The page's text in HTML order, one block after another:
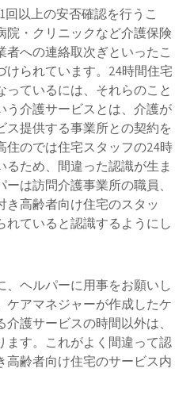
以上の安否確認を行うこ
院・クリニックなど介護保険
への連絡取次ぎといったこ
けられています。24時間住宅
っているには、それらのこと
う介護サービスとは、介護が
ス提供する事業所との契約を
住のでは住宅スタッフの24時
ため、間違った認識が生ま
は訪問介護事業所の職員、
高齢者向け住宅のスタッ
れていると認識するようにし
、ヘルパーに用事をお願いし
ケアマネジャーが作成したケ
護サービスの時間以外は、
ます。これがよく間違って認
高齢者向け住宅のサービス内